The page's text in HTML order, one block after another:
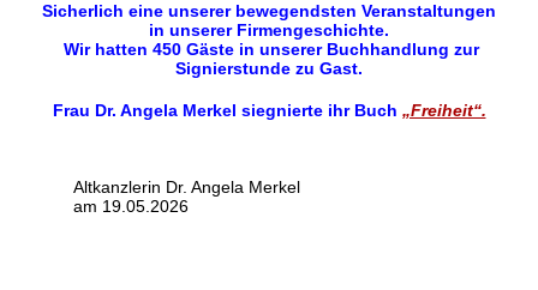
Sicherlich eine unserer bewegendsten Veranstaltungen
in unserer Firmengeschichte.
Wir hatten 450 Gäste in unserer Buchhandlung zur
Signierstunde zu Gast.
Frau Dr. Angela Merkel siegnierte ihr Buch „Freiheit“.
Altkanzlerin Dr. Angela Merkel
am 19.05.2026